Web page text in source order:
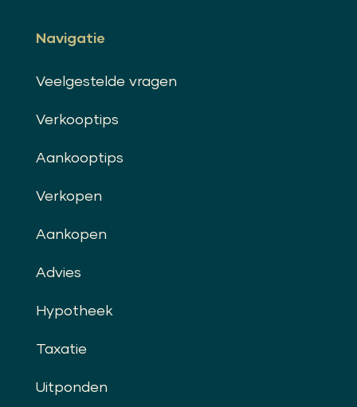
Navigatie
Veelgestelde vragen
Verkooptips
Aankooptips
Verkopen
Aankopen
Advies
Hypotheek
Taxatie
Uitponden